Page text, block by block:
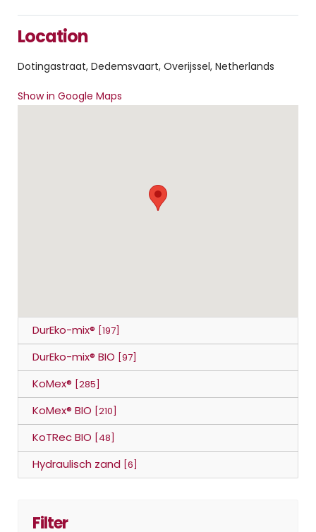
Location
Dotingastraat, Dedemsvaart, Overijssel, Netherlands
Show in Google Maps
DurEko-mix® [197]
DurEko-mix® BIO [97]
KoMex® [285]
KoMex® BIO [210]
KoTRec BIO [48]
Hydraulisch zand [6]
Filter